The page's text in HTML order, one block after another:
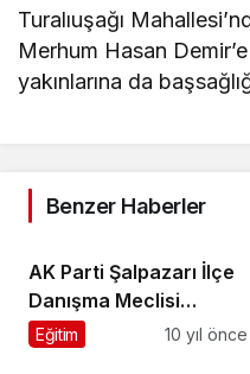
Turalıuşağı
Merhum Hasan
yakınlarına da
Benzer Haberler
AK Parti Şalpazarı İlçe
Danışma Meclisi
Toplantısı yapıldı
Eğitim 10 yıl önce